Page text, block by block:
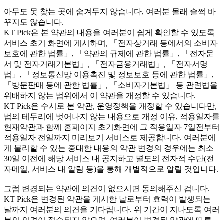
아무도 못 찾는 곳에 숨겨두지 않습니다, 여러분 몰래 슬쩍 바
꾸지도 않습니다.
KT Pick은 본 약관의 내용을 여러분이 쉽게 확인할 수 있도록
서비스 초기 화면에 게시하며, 「전자상거래 등에서의 소비자
보호에 관한 법률」, 「약관의 규제에 관한 법률」, 「전자문
서 및 전자거래기본법」, 「전자금융거래법」, 「전자서명
법」, 「정보통신망 이용촉진 및 정보보호 등에 관한 법률」,
「방문판매 등에 관한 법률」, 「소비자기본법」 등 관련법을
위배하지 않는 범위에서 이 약관을 개정할 수 있습니다.
KT Pick은 수시로 본 약관, 운영정책을 개정할 수 있습니다만,
법의 테두리에 벗어나지 않는 내용으로 개정 이유, 적용일자를
현재약관과 함께 홈페이지 초기화면에 그 적용일자 7일전부터
적용일자 전일까지 미리보기 서비스로 제공합니다. 여러분에
게 불리할 수 있는 중대한 내용의 약관 변경의 경우에는 최소
30일 이전에 해당 서비스 내 공지하고 별도의 전자적 수단(전
자메일, 서비스 내 알림 등)을 통해 개별적으로 알릴 것입니다.
그럼 변경되는 약관에 의견이 없으시면 동의해주신 겁니다.
KT Pick은 변경된 약관을 게시한 날로부터 효력이 발생되는
날까지 여러분의 의견을 기다립니다. 위 기간이 지나도록 여러